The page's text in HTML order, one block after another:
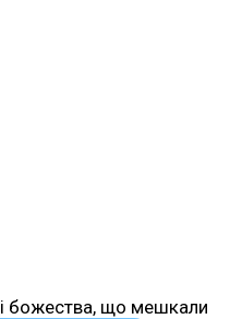
божества, що мешкали